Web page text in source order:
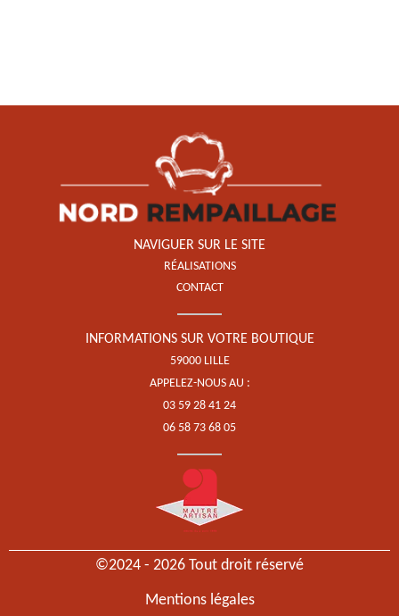
NAVIGUER SUR LE SITE
RÉALISATIONS
CONTACT
INFORMATIONS SUR VOTRE BOUTIQUE
59000 LILLE
APPELEZ-NOUS AU :
03 59 28 41 24
06 58 73 68 05
©2024 - 2026 Tout droit réservé
Mentions légales